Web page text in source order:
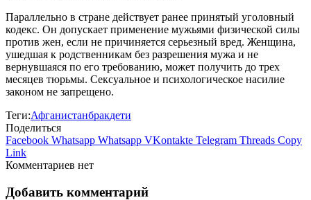
Параллельно в стране действует ранее принятый уголовный
кодекс. Он допускает применение мужьями физической силы
против жен, если не причиняется серьезный вред. Женщина,
ушедшая к родственникам без разрешения мужа и не
вернувшаяся по его требованию, может получить до трех
месяцев тюрьмы. Сексуальное и психологическое насилие
законом не запрещено.
Теги:Афганистанбракдети
Поделиться
Facebook Whatsapp Whatsapp VKontakte Telegram Threads Copy
Link
Комментариев нет
Добавить комментарий